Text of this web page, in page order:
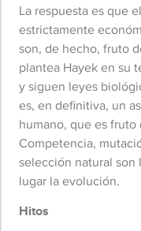
La respuesta es que
estrictamente
son, de hecho, fruto
plantea Hayek en su
y siguen leyes
es, en definitiva, un
humano, que es
Competencia,
selección natural
lugar la evolución.
Hitos